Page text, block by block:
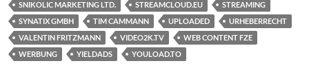
SNIKOLIC MARKETING LTD. STREAMCLOUD.EU
STREAMING
SYNATIX GMBH
TIM CAMMANN UPLOADED
URHEBERRECHT
VALENTIN FRITZMANN
VIDEO2K.TV
WEB CONTENT FZE
WERBUNG
YIELDADS YOULOAD.TO